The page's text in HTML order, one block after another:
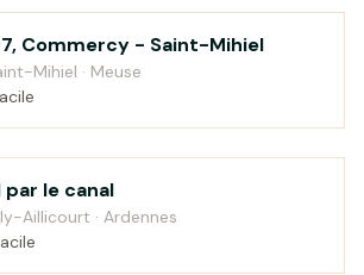
Commercy - Saint-Mihiel
Mihiel · Meuse
par le canal
Aillicourt · Ardennes